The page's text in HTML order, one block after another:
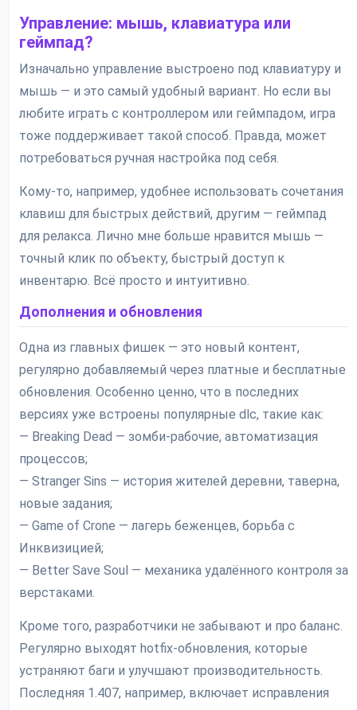
Управление: мышь, клавиатура или
геймпад?
Изначально управление выстроено под клавиатуру и
мышь — и это самый удобный вариант. Но если вы
любите играть с контроллером или геймпадом, игра
тоже поддерживает такой способ. Правда, может
потребоваться ручная настройка под себя.
Кому-то, например, удобнее использовать сочетания
клавиш для быстрых действий, другим — геймпад
для релакса. Лично мне больше нравится мышь —
точный клик по объекту, быстрый доступ к
инвентарю. Всё просто и интуитивно.
Дополнения и обновления
Одна из главных фишек — это новый контент,
регулярно добавляемый через платные и бесплатные
обновления. Особенно ценно, что в последних
версиях уже встроены популярные dlc, такие как:
— Breaking Dead — зомби-рабочие, автоматизация
процессов;
— Stranger Sins — история жителей деревни, таверна,
новые задания;
— Game of Crone — лагерь беженцев, борьба с
Инквизицией;
— Better Save Soul — механика удалённого контроля за
верстаками.
Кроме того, разработчики не забывают и про баланс.
Регулярно выходят hotfix-обновления, которые
устраняют баги и улучшают производительность.
Последняя 1.407, например, включает исправления